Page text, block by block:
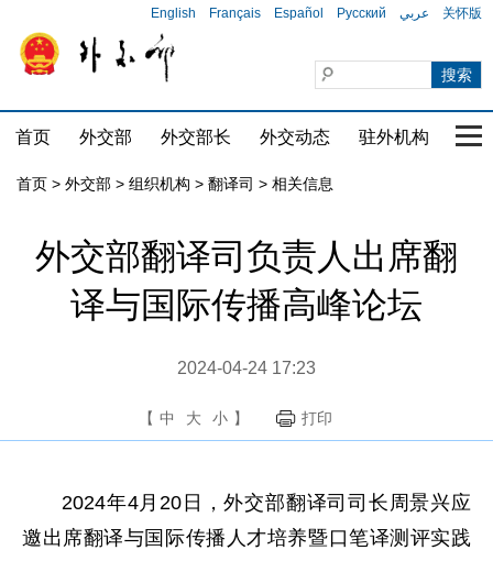
English Français Español Русский عربي 关怀版
首页 外交部 外交部长 外交动态 驻外机构 国
首页 > 外交部 > 组织机构 > 翻译司 > 相关信息
外交部翻译司负责人出席翻
译与国际传播高峰论坛
2024-04-24 17:23
【 中 大 小 】 打印
2024年4月20日，外交部翻译司司长周景兴应
邀出席翻译与国际传播人才培养暨口笔译测评实践